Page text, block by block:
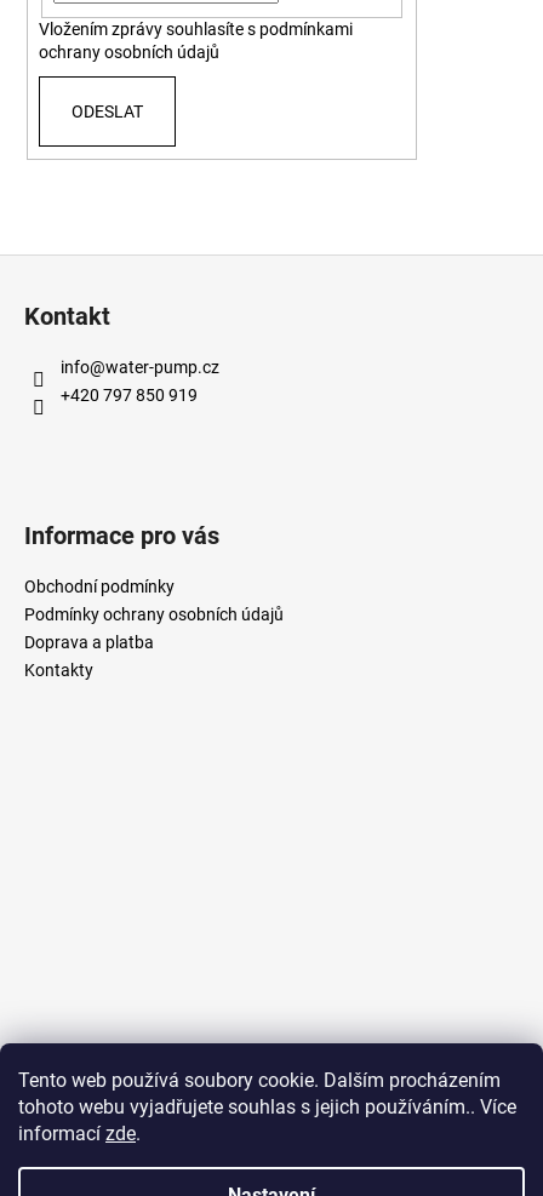
Tento web používá soubory cookie. Dalším procházením
tohoto webu vyjadřujete souhlas s jejich používáním.. Více
informací zde.
Vložením zprávy souhlasíte s podmínkami
ochrany osobních údajů
ODESLAT
Kontakt
info@water-pump.cz
+420 797 850 919
Informace pro vás
Obchodní podmínky
Podmínky ochrany osobních údajů
Doprava a platba
Kontakty
RedEd.cz - čerpadla a domácí vodárny
*